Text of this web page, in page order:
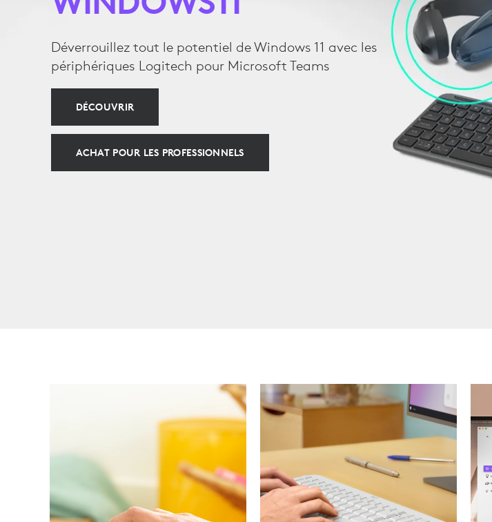
POUR
LE
TRAVAIL
Déverrouillez tout le potentiel de Windows 11 avec les
périphériques Logitech pour Microsoft Teams
DÉCOUVRIR
ACHAT POUR LES PROFESSIONNELS